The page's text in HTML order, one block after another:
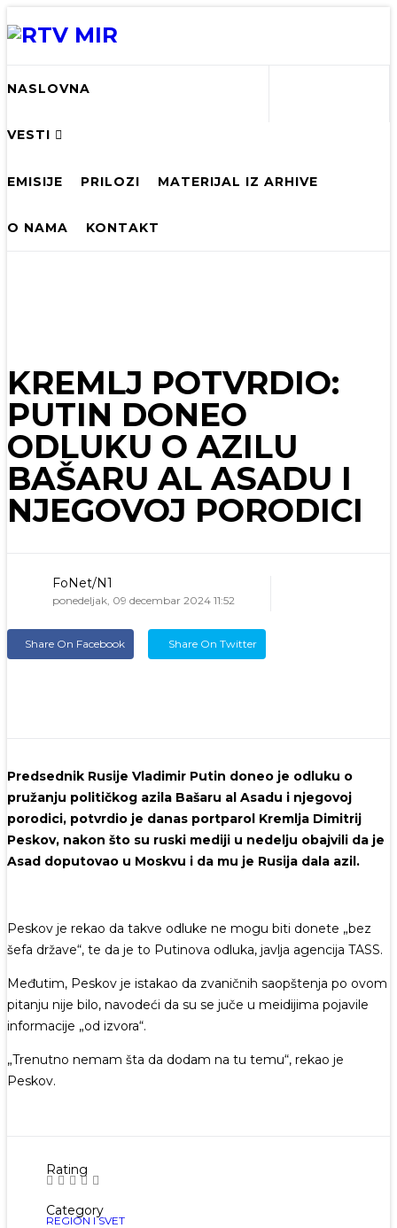
NASLOVNA
VESTI
EMISIJE PRILOZI MATERIJAL IZ ARHIVE
O NAMA KONTAKT
KREMLJ POTVRDIO:
PUTIN DONEO
ODLUKU O AZILU
BAŠARU AL ASADU I
NJEGOVOJ PORODICI
FoNet/N1
ponedeljak, 09 decembar 2024 11:52
Share On Facebook Share On Twitter
Predsednik Rusije Vladimir Putin doneo je odluku o
pružanju političkog azila Bašaru al Asadu i njegovoj
porodici, potvrdio je danas portparol Kremlja Dimitrij
Peskov, nakon što su ruski mediji u nedelju obajvili da je
Asad doputovao u Moskvu i da mu je Rusija dala azil.
Peskov je rekao da takve odluke ne mogu biti donete „bez
šefa države“, te da je to Putinova odluka, javlja agencija TASS.
Međutim, Peskov je istakao da zvaničnih saopštenja po ovom
pitanju nije bilo, navodeći da su se juče u meidijima pojavile
informacije „od izvora“.
„Trenutno nemam šta da dodam na tu temu“, rekao je
Peskov.
Rating
Category
REGION I SVET